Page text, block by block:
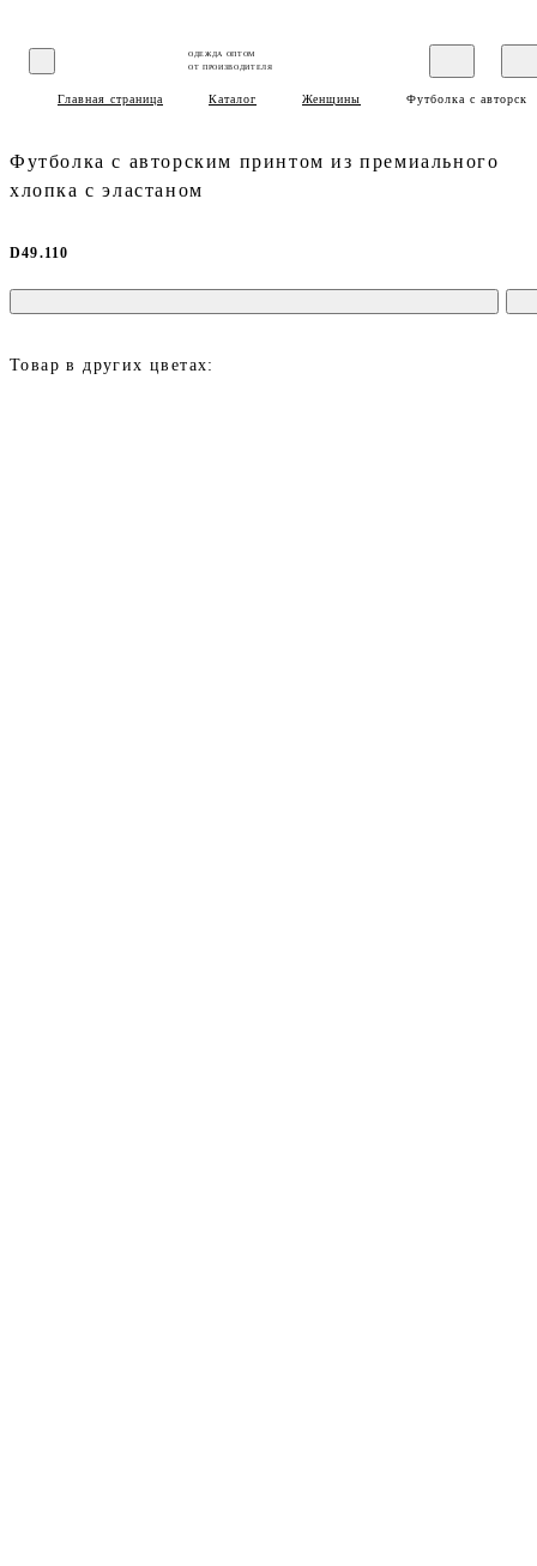
ОДЕЖДА ОПТОМ
ОТ ПРОИЗВОДИТЕЛЯ
Главная страница Каталог Женщины Футболка с
Футболка с авторским принтом из премиального
хлопка с эластаном
D49.110
Товар в других цветах: